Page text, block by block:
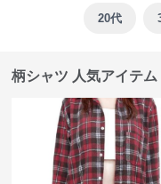
20代
柄シャツ 人気アイテム